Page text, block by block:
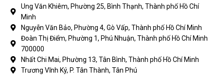
Ung Văn Khiêm, Phường 25, Bình Thạnh, Thành phố Hồ Chí
Minh
Nguyễn Văn Bảo, Phường 4, Gò Vấp, Thành phố Hồ Chí Minh
Đoàn Thị Điểm, Phường 1, Phú Nhuận, Thành phố Hồ Chí Minh
700000
Nhất Chi Mai, Phường 13, Tân Bình, Thành phố Hồ Chí Minh
Trương Vĩnh Ký, P. Tân Thành, Tân Phú